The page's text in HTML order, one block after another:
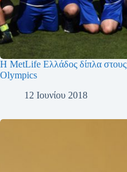
Η MetLife Ελλάδος δίπλα
Olympics
12 Ιουνίου 2018